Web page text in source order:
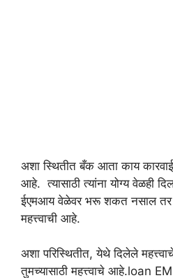
अशा स्थितीत बँक आता काय
आहे. त्यासाठी त्यांना योग्य वेळही
ईएमआय वेळेवर भरू शकत नसाल तर
महत्त्वाची आहे.
अशा परिस्थितीत, येथे दिलेले
तुमच्यासाठी महत्त्वाचे आहे.loan